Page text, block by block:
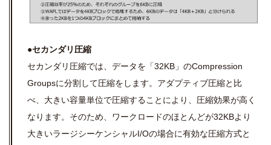
●セカンダリ圧縮
セカンダリ圧縮では、データを「32KB」のCompression
Groupsに分割して圧縮をします。アダプティブ圧縮と比
べ、大きい容量単位で圧縮することにより、圧縮効果が高く
なります。そのため、ワークロードのほとんどが32KBより
大きいラージシーケンシャルI/Oの場合に有効な圧縮方式と